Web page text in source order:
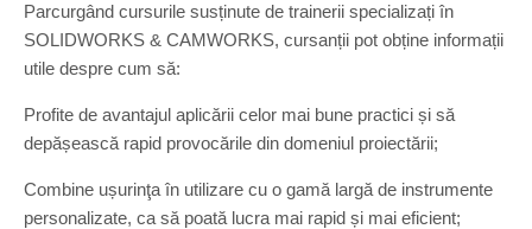
Parcurgând cursurile susținute de trainerii specializați în
SOLIDWORKS & CAMWORKS, cursanții pot obține informații
utile despre cum să:
Profite de avantajul aplicării celor mai bune practici și să
depășească rapid provocările din domeniul proiectării;
Combine ușurinţa în utilizare cu o gamă largă de instrumente
personalizate, ca să poată lucra mai rapid și mai eficient;